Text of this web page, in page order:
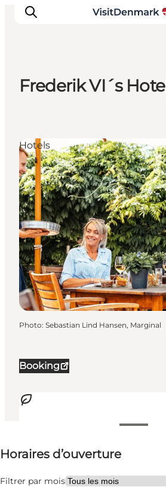
Quoi faire
Hébergements
Planifiez votre voyage
Frederik VI´s Hotel
Booking
Voir les horaires d’ouverture
Horaires d’ouverture
Filtrer par mois
Accessibilité
Hotels
Photo: Sebastian Lind Hansen, Marginal